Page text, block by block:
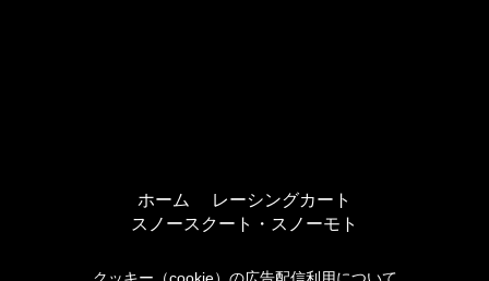
ホーム
レーシングカート
スノースクート・スノーモト